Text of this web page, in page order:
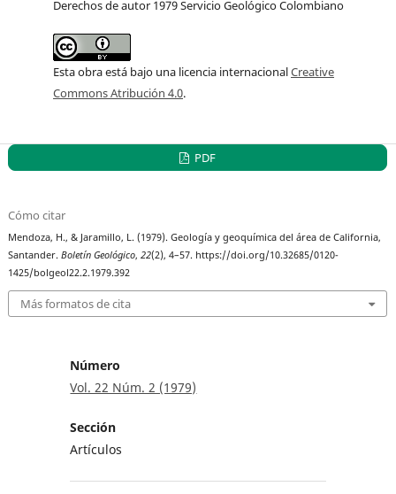
Derechos de autor 1979 Servicio Geológico Colombiano
Esta obra está bajo una licencia internacionalCreative
Commons Atribución 4.0.
PDF
Cómo citar
Mendoza, H., & Jaramillo, L. (1979). Geología y geoquímica del área de California,
Santander.Boletín Geológico,22(2), 4–57. https://doi.org/10.32685/0120-
1425/bolgeol22.2.1979.392
Más formatos de cita
Número
Vol. 22 Núm. 2 (1979)
Sección
Artículos